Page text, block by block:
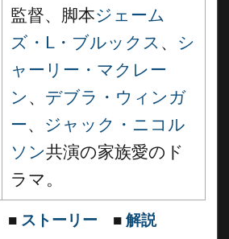
監督、脚本ジェーム
ズ・L・ブルックス 、 シ
ャーリー・マクレー
ン 、 デブラ・ウィンガ
ー、 ジャック・ニコル
ソン共演の家族愛のド
ラマ。
■ ストーリー ■ 解説